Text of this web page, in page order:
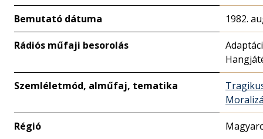
Bemutató dátuma 1982.
Rádiós műfaji besorolás
Szemléletmód, alműfaj, tematika
Régió